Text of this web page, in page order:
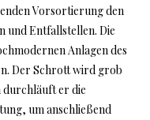
Vorsortierung den
und Entfallstellen. Die
Anlagen des
Der Schrott wird grob
er die
um anschließend